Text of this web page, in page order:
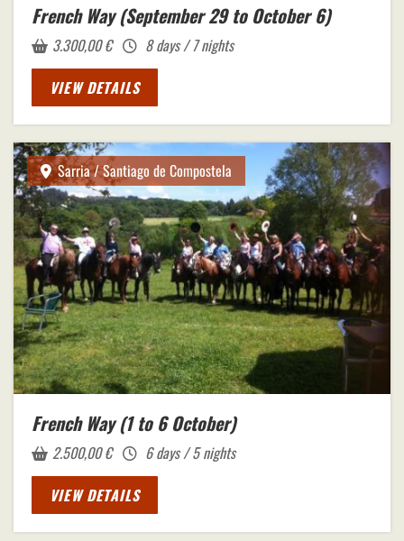
French Way (September 29 to October 6)
3.300,00€
8 days / 7 nights
VIEW DETAILS
Sarria / Santiago de Compostela
French Way (1 to 6 October)
2.500,00€
6 days / 5 nights
VIEW DETAILS